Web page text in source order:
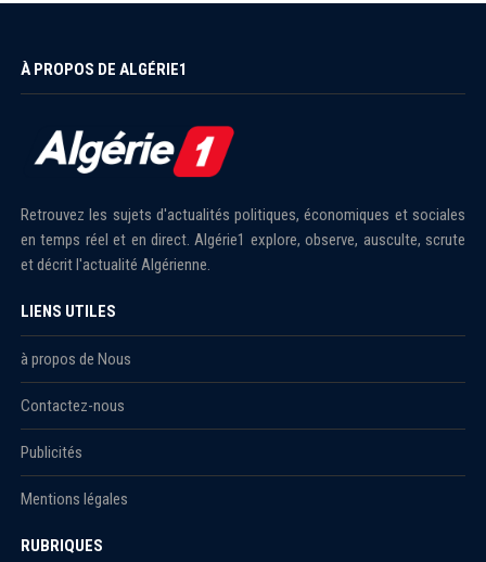
À PROPOS DE ALGÉRIE1
Retrouvez les sujets d'actualités politiques, économiques et sociales
en temps réel et en direct. Algérie1 explore, observe, ausculte, scrute
et décrit l'actualité Algérienne.
LIENS UTILES
à propos de Nous
Contactez-nous
Publicités
Mentions légales
RUBRIQUES